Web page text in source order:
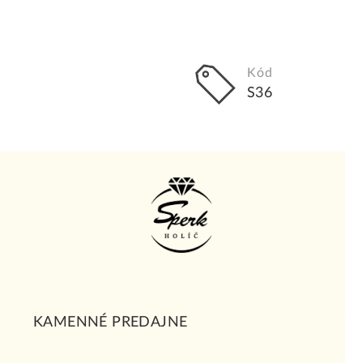
Kód
S36
KAMENNÉ PREDAJNE